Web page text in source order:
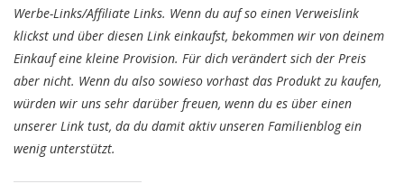
Werbe-Links/Affiliate Links. Wenn du auf so einen Verweislink
klickst und über diesen Link einkaufst, bekommen wir von deinem
Einkauf eine kleine Provision. Für dich verändert sich der Preis
aber nicht. Wenn du also sowieso vorhast das Produkt zu kaufen,
würden wir uns sehr darüber freuen, wenn du es über einen
unserer Link tust, da du damit aktiv unseren Familienblog ein
wenig unterstützt.